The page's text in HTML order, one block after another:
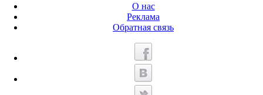
О нас
Реклама
Обратная связь